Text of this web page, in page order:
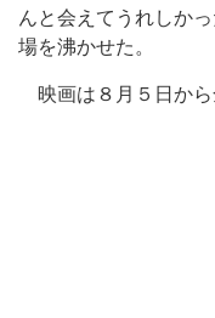
んと会えてうれしか
場を沸かせた。
映画は８月５日から